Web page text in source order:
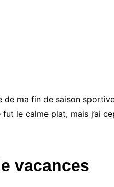
ma fin de saison
le calme plat, mais j’ai
vacances